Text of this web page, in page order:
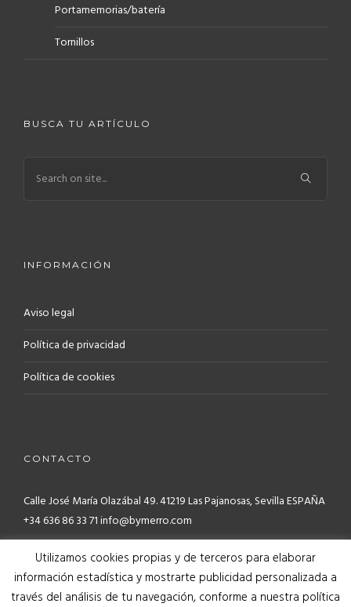
Portamemorias/batería
Tornillos
BUSCA TU ARTÍCULO
INFORMACIÓN
Aviso legal
Política de privacidad
Política de cookies
CONTACTO
Calle José María Olazábal 49. 41219Las Pajanosas, Sevilla ESPAÑA
+34 636 86 33 71 info@bymerro.com
Utilizamos cookies propias y de terceros para elaborar
información estadística y mostrarte publicidad personalizada a
través del análisis de tu navegación, conforme a nuestra política